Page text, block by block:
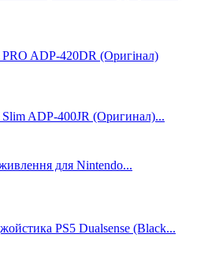
ADP-420DR (Оригінал)
ADP-400JR (Оригинал)...
для Nintendo...
PS5 Dualsense (Black...